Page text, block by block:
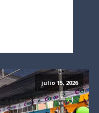
julio 15, 2026